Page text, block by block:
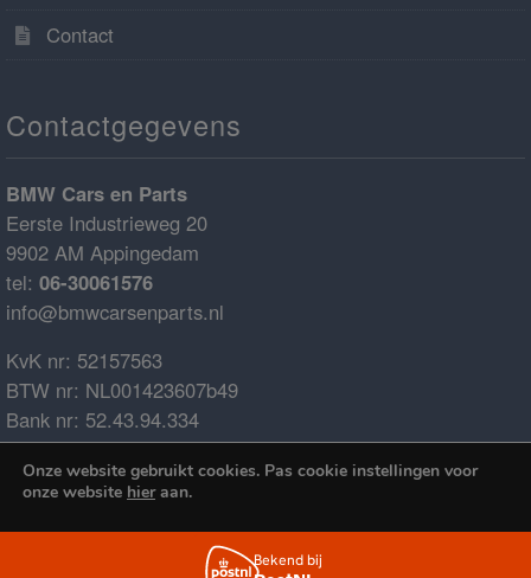
Contact
Contactgegevens
BMW Cars en Parts
Eerste Industrieweg 20
9902 AM Appingedam
tel: 06-30061576
info@bmwcarsenparts.nl
KvK nr: 52157563
BTW nr: NL001423607b49
Bank nr: 52.43.94.334
IBAN: NL68ABNA0524394334
BIC: ABNANL2A
Onze website gebruikt cookies. Pas cookie instellingen voor
onze website hieraan.